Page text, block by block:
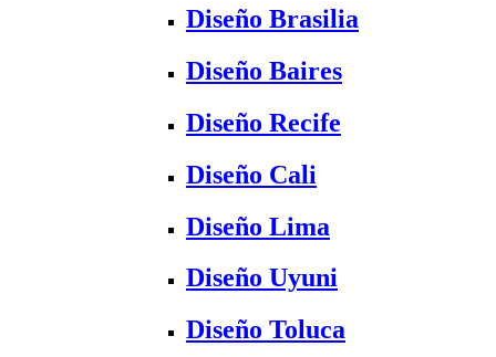
Diseño Brasilia
Diseño Baires
Diseño Recife
Diseño Cali
Diseño Lima
Diseño Uyuni
Diseño Toluca